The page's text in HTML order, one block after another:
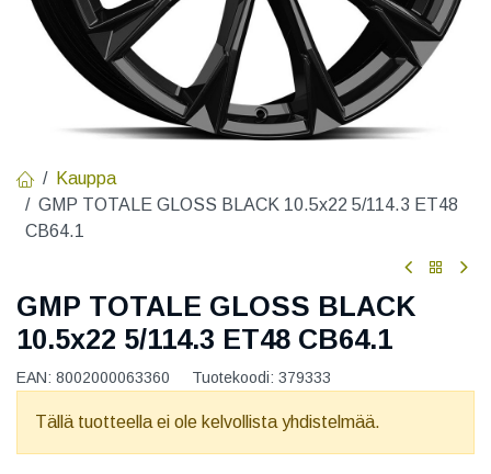
Kauppa
GMP TOTALE GLOSS BLACK 10.5x22 5/114.3 ET48
CB64.1
GMP TOTALE GLOSS BLACK
10.5x22 5/114.3 ET48 CB64.1
EAN: 8002000063360 Tuotekoodi: 379333
Tällä tuotteella ei ole kelvollista yhdistelmää.